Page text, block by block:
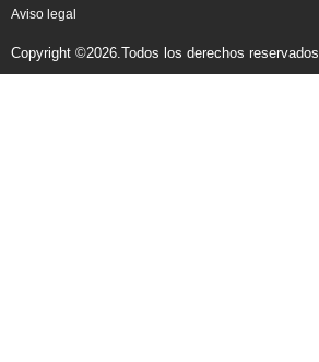
Aviso legal
Copyright ©2026.Todos los derechos reservados.